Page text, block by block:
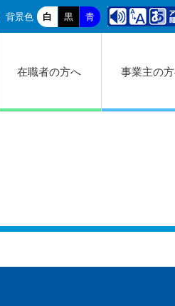
背景色 白 黒 青
在職者の方へ 事業主の